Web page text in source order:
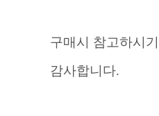
구매시 참고하시
감사합니다.